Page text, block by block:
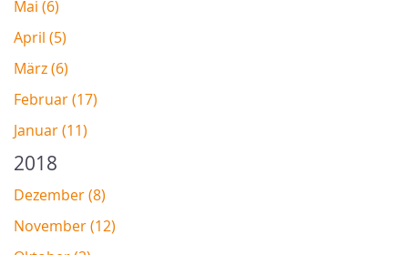
Mai (6)
April (5)
März (6)
Februar (17)
Januar (11)
2018
Dezember (8)
November (12)